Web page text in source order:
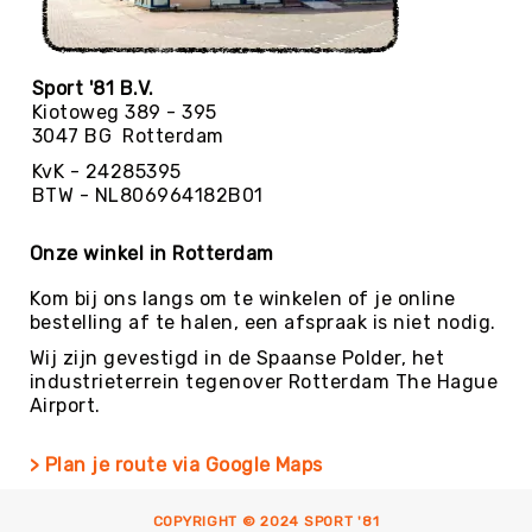
Football
Basketballen
Floorball
Handballen
Honkballen
Softballen
Rugbyballen
Speelballen
Sport '81 B.V.
Kiotoweg 389 - 395
3047 BG Rotterdam
KvK - 24285395
BTW - NL806964182B01
Onze winkel in Rotterdam
Kom bij ons langs om te winkelen of je online
bestelling af te halen, een afspraak is niet nodig.
Wij zijn gevestigd in de Spaanse Polder, het
industrieterrein tegenover Rotterdam The Hague
Airport.
> Plan je route via Google Maps
COPYRIGHT © 2024 SPORT '81